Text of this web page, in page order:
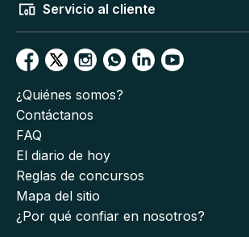
Servicio al cliente
¿Quiénes somos?
Contáctanos
FAQ
El diario de hoy
Reglas de concursos
Mapa del sitio
¿Por qué confiar en nosotros?